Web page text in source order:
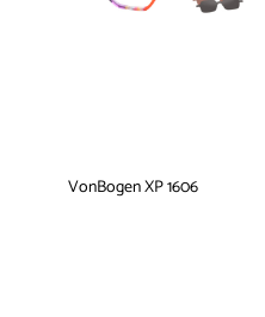
VonBogen XP 1606